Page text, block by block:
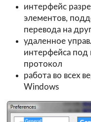
интерфейс
элементов,
перевода на
удаленное
интерфейса под
протокол
работа во всех
Windows